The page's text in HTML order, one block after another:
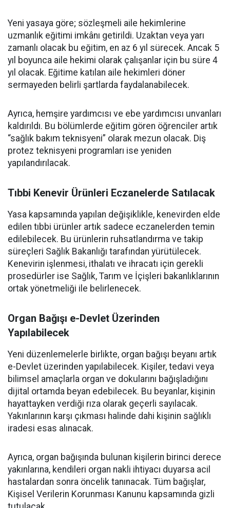
Yeni yasaya göre; sözleşmeli aile hekimlerine
uzmanlık eğitimi imkânı getirildi. Uzaktan veya yarı
zamanlı olacak bu eğitim, en az 6 yıl sürecek. Ancak 5
yıl boyunca aile hekimi olarak çalışanlar için bu süre 4
yıl olacak. Eğitime katılan aile hekimleri döner
sermayeden belirli şartlarda faydalanabilecek.
Ayrıca, hemşire yardımcısı ve ebe yardımcısı unvanları
kaldırıldı. Bu bölümlerde eğitim gören öğrenciler artık
“sağlık bakım teknisyeni” olarak mezun olacak. Diş
protez teknisyeni programları ise yeniden
yapılandırılacak.
Tıbbi Kenevir Ürünleri Eczanelerde Satılacak
Yasa kapsamında yapılan değişiklikle, kenevirden elde
edilen tıbbi ürünler artık sadece eczanelerden temin
edilebilecek. Bu ürünlerin ruhsatlandırma ve takip
süreçleri Sağlık Bakanlığı tarafından yürütülecek.
Kenevirin işlenmesi, ithalatı ve ihracatı için gerekli
prosedürler ise Sağlık, Tarım ve İçişleri bakanlıklarının
ortak yönetmeliği ile belirlenecek.
Organ Bağışı e-Devlet Üzerinden
Yapılabilecek
Yeni düzenlemelerle birlikte, organ bağışı beyanı artık
e-Devlet üzerinden yapılabilecek. Kişiler, tedavi veya
bilimsel amaçlarla organ ve dokularını bağışladığını
dijital ortamda beyan edebilecek. Bu beyanlar, kişinin
hayattayken verdiği rıza olarak geçerli sayılacak.
Yakınlarının karşı çıkması halinde dahi kişinin sağlıklı
iradesi esas alınacak.
Ayrıca, organ bağışında bulunan kişilerin birinci derece
yakınlarına, kendileri organ nakli ihtiyacı duyarsa acil
hastalardan sonra öncelik tanınacak. Tüm bağışlar,
Kişisel Verilerin Korunması Kanunu kapsamında gizli